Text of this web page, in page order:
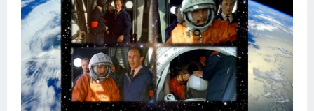
Ява
Эмблемы
Спецтехника